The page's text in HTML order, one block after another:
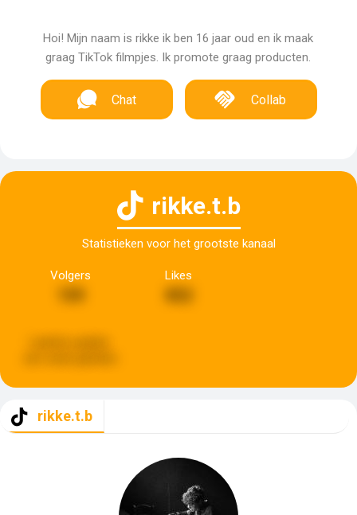
Hoi! Mijn naam is rikke ik ben 16 jaar oud en ik maak
graag TikTok filmpjes. Ik promote graag producten.
Chat Collab
rikke.t.b
Statistieken voor het grootste kanaal
Volgers Likes
rikke.t.b